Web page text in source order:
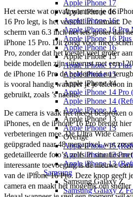
Apple iPhone 17
Apple iPhone 16
Apple iPhone 16e
Apple iPhone 16 Pro
Apple iPhone 16 Plus
Apple iPhone 16
Apple iPhone 15
Apple iPhone 15 Plus
Apple iPhone 15
Apple iPhone 14
Apple iPhone 14 Pro
Apple iPhone 14
Apple iPhone 14
Apple iPhone 13
Apple iPhone 13
Overige
Apple iPhone 15
Apple iPhone 13 Pro
Apple iPhone 13
Samsung
Samsung Galaxy Z
Samsung Galaxy Z
Het eerste wat opvalt wanneer je de
16 Pro legt, is het verschil in formaat.
scherm van 6.3 inch net iets groter dan
iPhone 15 Pro. Dit zorgt voor meer
Pro, zonder dat het toestel veel groter
beide modellen zijn uitgerust met een
de iPhone 16 Pro de helderheid nu
is vooral handig wanneer je je telefoon
gebruikt, zoals ’s nachts.
De camera is vaak het meest besproken
iPhones, en de iPhone 16 Pro brengt hier
verbeteringen mee. De Ultra Wide
geüpgraded naar 48 megapixel, wat
gedetailleerde foto’s, zelfs in situaties
interessante toevoeging is de nieuwe
van de iPhone 16 Pro. Deze knop geeft
camera en maakt het mogelijk om